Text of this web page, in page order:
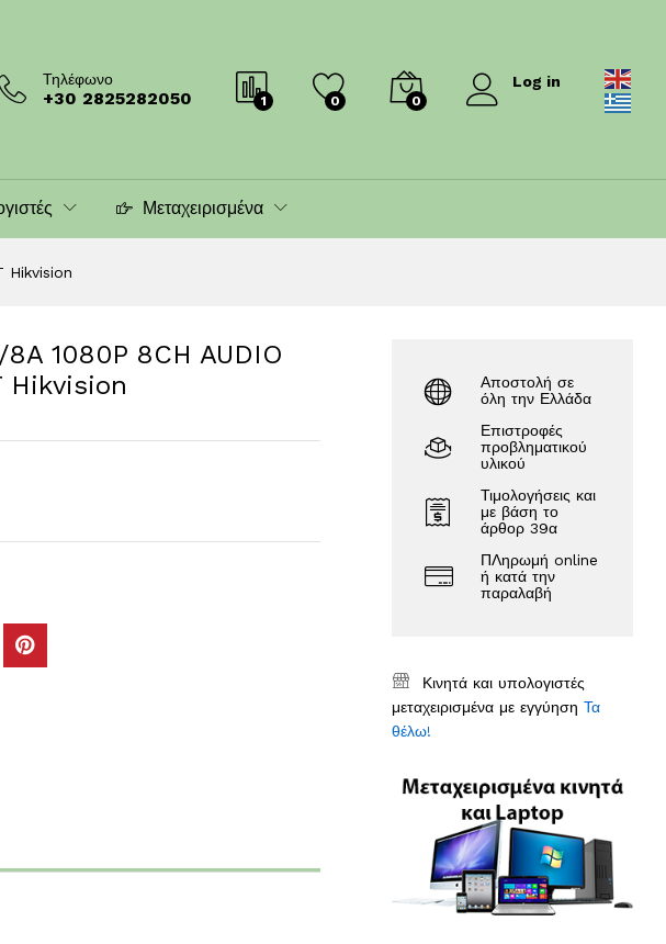
Τηλέφωνο
+30 2825282050 1 0 0
Log in
Μεταχειρισμένα
Hikvision
1080P 8CH AUDIO
Hikvision
Αποστολή σε
όλη την Ελλάδα
Επιστροφές
προβληματικού
υλικού
Τιμολογήσεις και
με βάση το
άρθορ 39α
ΠΛηρωμή online
ή κατά την
παραλαβή
Κινητά και υπολογιστές
μεταχειρισμένα με εγγύησηΤα
θέλω!